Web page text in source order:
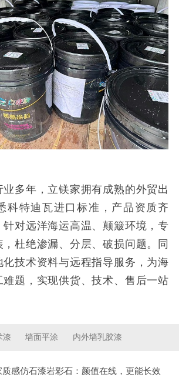
业多年，立镁家拥有成熟的外贸出
科特迪瓦进口标准，产品资质齐
对远洋海运高温、颠簸环境，专
杜绝渗漏、分层、破损问题。同
化技术资料与远程指导服务，为海
题，实现供货、技术、售后一站
漆 墙面平涂 内外墙乳胶漆
质感仿石漆岩彩石：颜值在线，更能长效